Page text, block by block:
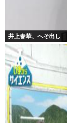
井上春華、へそ出し